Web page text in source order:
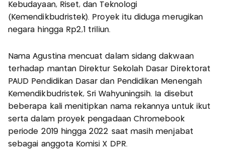
Kebudayaan, Riset, dan Teknologi
(Kemendikbudristek). Proyek itu diduga merugikan
negara hingga Rp2,1 triliun.
Nama Agustina mencuat dalam sidang dakwaan
terhadap mantan Direktur Sekolah Dasar Direktorat
PAUD Pendidikan Dasar dan Pendidikan Menengah
Kemendikbudristek, Sri Wahyuningsih. Ia disebut
beberapa kali menitipkan nama rekannya untuk ikut
serta dalam proyek pengadaan Chromebook
periode 2019 hingga 2022 saat masih menjabat
sebagai anggota Komisi X DPR.